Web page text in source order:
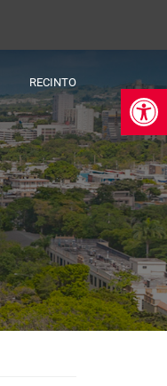
RECINTO